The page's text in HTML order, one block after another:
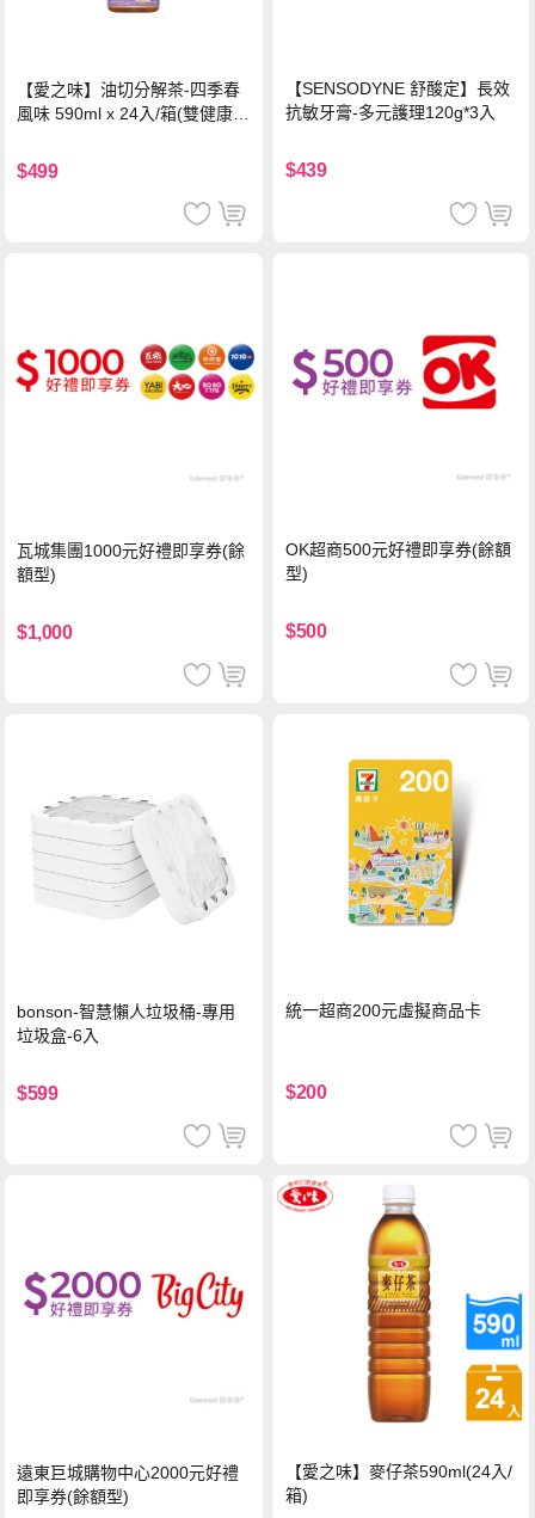
【愛之味】油切分解茶-四季春
風味 590ml x 24入/箱(雙健康認
$499
【SENSODYNE 舒酸定】長效
抗敏牙膏-多元護理120g*3入
$439
瓦城集團1000元好禮即享券(餘
額型)
$1,000
OK超商500元好禮即享券(餘額
型)
$500
bonson-智慧懶人垃圾桶-專用
垃圾盒-6入
$599
統一超商200元虛擬商品卡
$200
遠東巨城購物中心2000元好禮
即享券(餘額型)
【愛之味】麥仔茶590ml(24入/
箱)